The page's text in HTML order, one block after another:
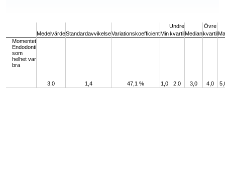
MedelvärdeStandardavvikelseVariationskoefficientMin
Undre
kvartilMedian
Övre
kvartil
Momentet
Endodonti
som
helhet var
bra
3,0 1,4 47,1 % 1,0 2,0 3,0 4,0